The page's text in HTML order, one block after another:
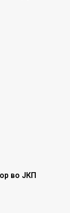
во ЈКП